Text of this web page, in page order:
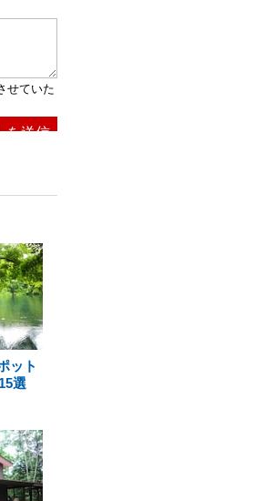
ット
選